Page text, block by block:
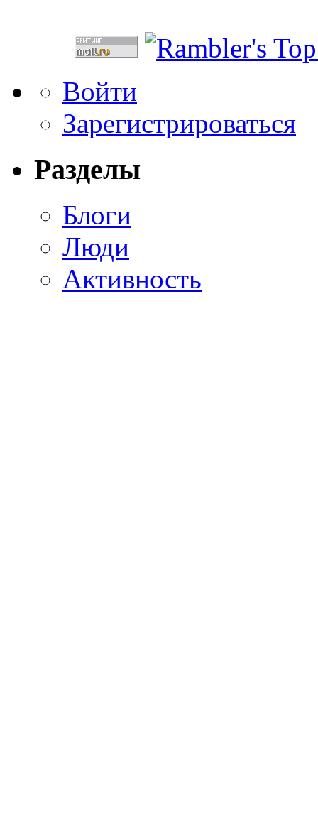
Войти
Зарегистрироваться
Разделы
Блоги
Люди
Активность